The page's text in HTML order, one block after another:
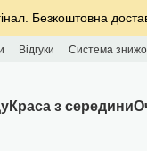
Безкоштовна
Відгуки Система
Краса з середини